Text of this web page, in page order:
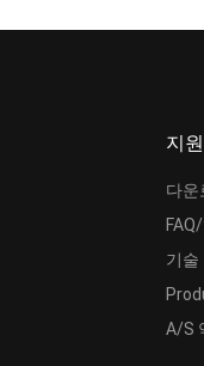
지원
다운
기술
A/S